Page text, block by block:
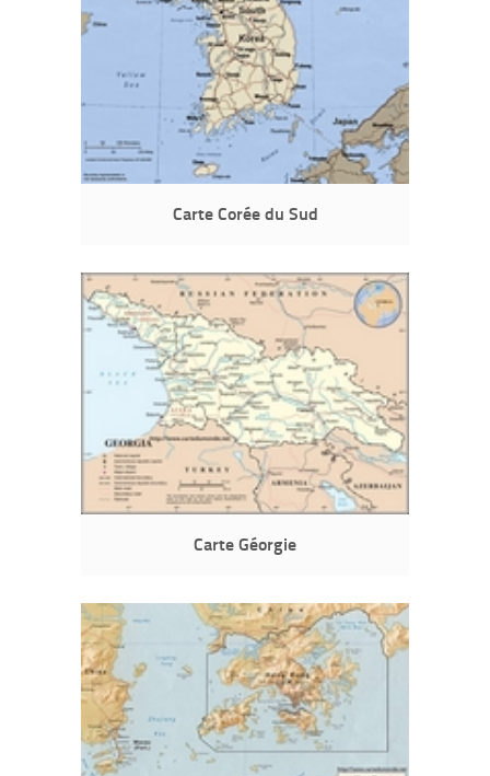
Carte Corée du Sud
Carte Géorgie